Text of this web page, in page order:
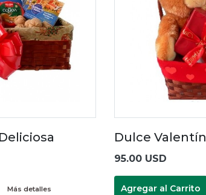
Más detalles
Dulce Valentín
95.00 USD
Agregar al Carrito